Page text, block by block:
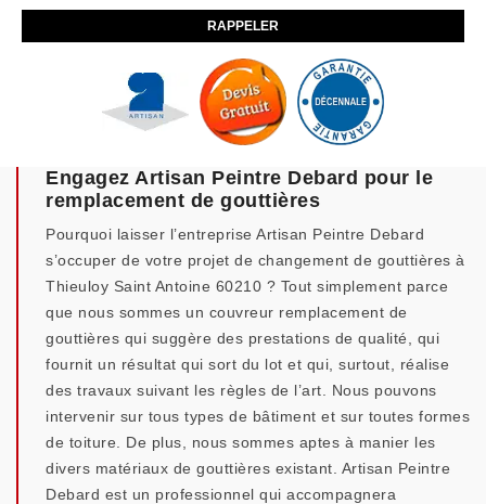
Engagez Artisan Peintre Debard pour le
remplacement de gouttières
Pourquoi laisser l’entreprise Artisan Peintre Debard
s’occuper de votre projet de changement de gouttières à
Thieuloy Saint Antoine 60210 ? Tout simplement parce
que nous sommes un couvreur remplacement de
gouttières qui suggère des prestations de qualité, qui
fournit un résultat qui sort du lot et qui, surtout, réalise
des travaux suivant les règles de l’art. Nous pouvons
intervenir sur tous types de bâtiment et sur toutes formes
de toiture. De plus, nous sommes aptes à manier les
divers matériaux de gouttières existant. Artisan Peintre
Debard est un professionnel qui accompagnera